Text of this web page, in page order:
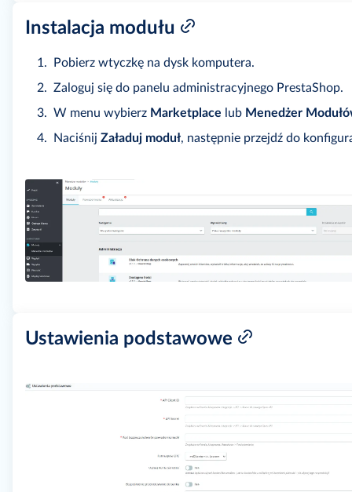
Instalacja modułu
Pobierz wtyczkę na dysk komputera.
Zaloguj się do panelu administracyjnego PrestaShop.
W menu wybierz Marketplace lub Menedżer
Naciśnij Załaduj moduł, następnie przejdź do
Ustawienia podstawowe